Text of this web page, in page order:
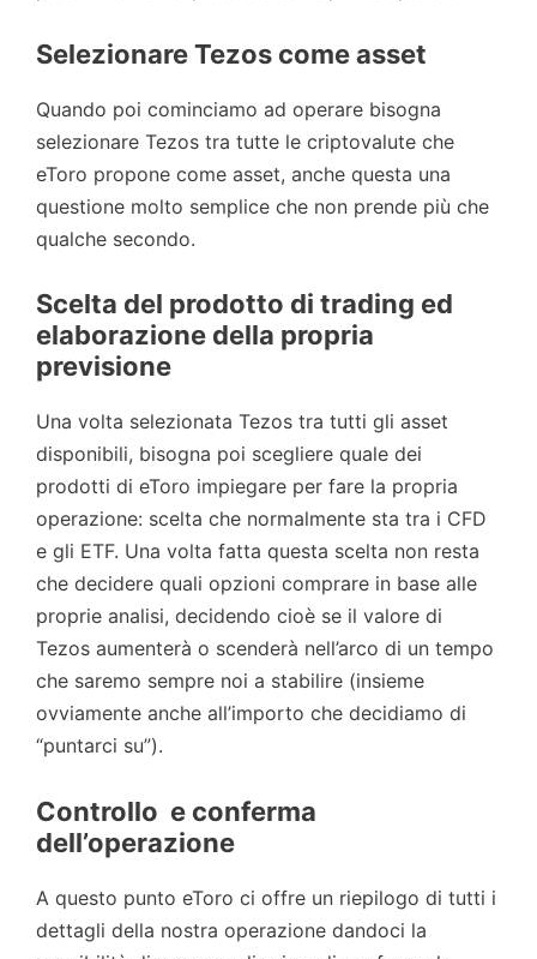
Selezionare Tezos come asset
Quando poi cominciamo ad operare bisogna
selezionare Tezos tra tutte le criptovalute che
eToro propone come asset, anche questa una
questione molto semplice che non prende più che
qualche secondo.
Scelta del prodotto di trading ed
elaborazione della propria
previsione
Una volta selezionata Tezos tra tutti gli asset
disponibili, bisogna poi scegliere quale dei
prodotti di eToro impiegare per fare la propria
operazione: scelta che normalmente sta tra i CFD
e gli ETF. Una volta fatta questa scelta non resta
che decidere quali opzioni comprare in base alle
proprie analisi, decidendo cioè se il valore di
Tezos aumenterà o scenderà nell’arco di un tempo
che saremo sempre noi a stabilire (insieme
ovviamente anche all’importo che decidiamo di
“puntarci su”).
Controllo e conferma
dell’operazione
A questo punto eToro ci offre un riepilogo di tutti i
dettagli della nostra operazione dandoci la